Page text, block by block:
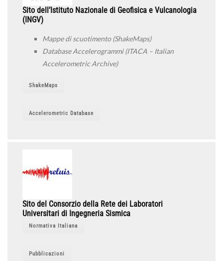
Sito dell’Istituto Nazionale di Geofisica e Vulcanologia
(INGV)
Mappe di scuotimento (ShakeMaps)
Database Accelerogrammi (ITACA – Italian
Accelerometric Archive)
ShakeMaps
Accelerometric Database
Sito del Consorzio della Rete dei Laboratori
Universitari di Ingegneria Sismica
Normativa Italiana
Pubblicazioni